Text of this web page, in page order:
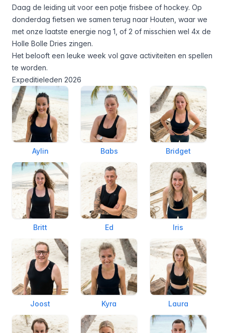
Daag de leiding uit voor een potje frisbee of hockey. Op
donderdag fietsen we samen terug naar Houten, waar we
met onze laatste energie nog 1, of 2 of misschien wel 4x de
Holle Bolle Dries zingen.
Het belooft een leuke week vol gave activiteiten en spellen
te worden.
Expeditieleden 2026
Aylin Babs Bridget
Britt Ed Iris
Joost Kyra Laura